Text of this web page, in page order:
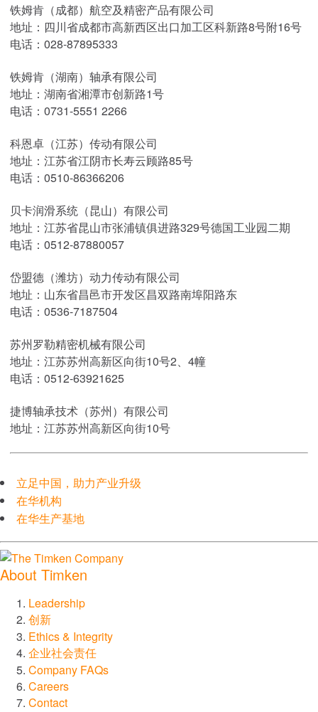
铁姆肯（成都）航空及精密产品有限公司
地址：四川省成都市高新西区出口加工区科新路8号附16号
电话：028-87895333
铁姆肯（湖南）轴承有限公司
地址：湖南省湘潭市创新路1号
电话：0731-5551 2266
科恩卓（江苏）传动有限公司
地址：江苏省江阴市长寿云顾路85号
电话：0510-86366206
贝卡润滑系统（昆山）有限公司
地址：江苏省昆山市张浦镇俱进路329号德国工业园二期
电话：0512-87880057
岱盟德（潍坊）动力传动有限公司
地址：山东省昌邑市开发区昌双路南埠阳路东
电话：0536-7187504
苏州罗勒精密机械有限公司
地址：江苏苏州高新区向街10号2、4幢
电话：0512-63921625
捷博轴承技术（苏州）有限公司
地址：江苏苏州高新区向街10号
立足中国，助力产业升级
在华机构
在华生产基地
About Timken
Leadership
创新
Ethics & Integrity
企业社会责任
Company FAQs
Careers
Contact